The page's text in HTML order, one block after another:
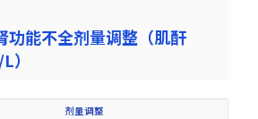
全剂量调整（肌酐
剂量调整